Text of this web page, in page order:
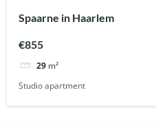
Spaarne in Haarlem
€855
29 m²
Studio apartment